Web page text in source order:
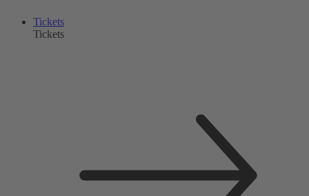
Tickets
Tickets